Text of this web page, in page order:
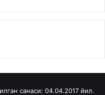
санаси: 04.04.2017 йил.